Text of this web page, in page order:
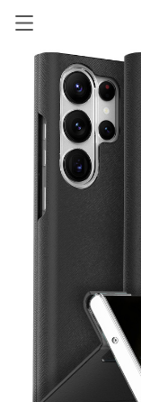
已加入購物車